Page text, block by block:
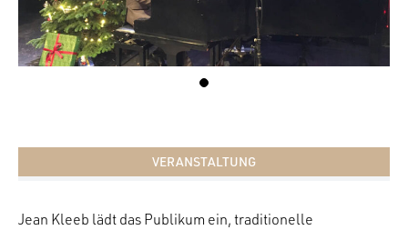
VERANSTALTUNG
Jean Kleeb lädt das Publikum ein, traditionelle